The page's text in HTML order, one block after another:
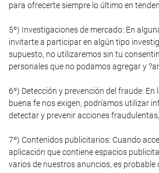
para ofrecerte siempre lo último en
5º) Investigaciones de mercado: En
invitarte a participar en algún tipo
supuesto, no utilizaremos sin tu
personales que no podamos agregar y
6º) Detección y prevención del fraude: En
buena fe nos exigen, podríamos utilizar
detectar y prevenir acciones
7º) Contenidos publicitarios: Cuando
aplicación que contiene espacios
varios de nuestros anuncios, es probable